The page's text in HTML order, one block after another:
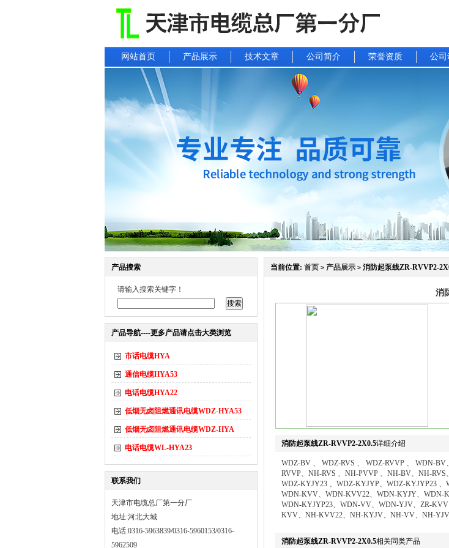
网站首页 产品展示 技术文章 公司简介 荣誉资质 公司
产品搜索
请输入搜索关键字！
产品导航----更多产品请点击大类浏览
市话电缆HYA
通信电缆HYA53
电话电缆HYA22
低烟无卤阻燃通讯电缆WDZ-HYA53
低烟无卤阻燃通讯电缆WDZ-HYA
电话电缆WL-HYA23
联系我们
天津市电缆总厂第一分厂
地址:河北大城
电话:0316-5963839/0316-5960153/0316-
5962509
当前位置: 首页 > 产品展示 > 消防起泵线ZR-RVVP2-
消
消防起泵线ZR-RVVP2-2X0.5详细介绍
WDZ-BV 、 WDZ-RVS 、 WDZ-RVVP 、 WDN-
RVVP、NH-RVS 、NH-PVVP 、NH-BV、NH-
WDZ-KYJY23 、WDZ-KYJYP、WDZ-KYJYP23
WDN-KVV、WDN-KVV22、WDN-KYJY、WDN-
WDN-KYJYP23、WDN-VV、WDN-YJV、ZR-
KVV、NH-KVV22、NH-KYJV、NH-VV、NH-YJV
消防起泵线ZR-RVVP2-2X0.5相关同类产品